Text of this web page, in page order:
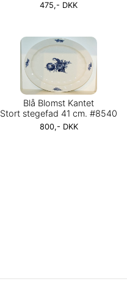
475,- DKK
Blå Blomst Kantet
Stort stegefad 41 cm. #8540
800,- DKK